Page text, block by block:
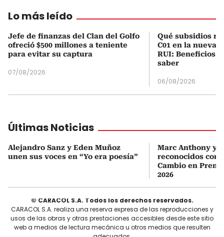
Lo más leído
Jefe de finanzas del Clan del Golfo
ofreció $500 millones a teniente
para evitar su captura
07/08/2026
Qué subsidios
C01 en la nueva
RUI: Beneficios
saber
06/08/2026
Últimas Noticias
Alejandro Sanz y Eden Muñoz
unen sus voces en “Yo era poesía”
Marc Anthony y
reconocidos
Cambio en
2026
© CARACOL S.A. Todos los derechos reservados.
CARACOL S.A. realiza una reserva expresa de las reproducciones y
usos de las obras y otras prestaciones accesibles desde este sitio
web a medios de lectura mecánica u otros medios que resulten